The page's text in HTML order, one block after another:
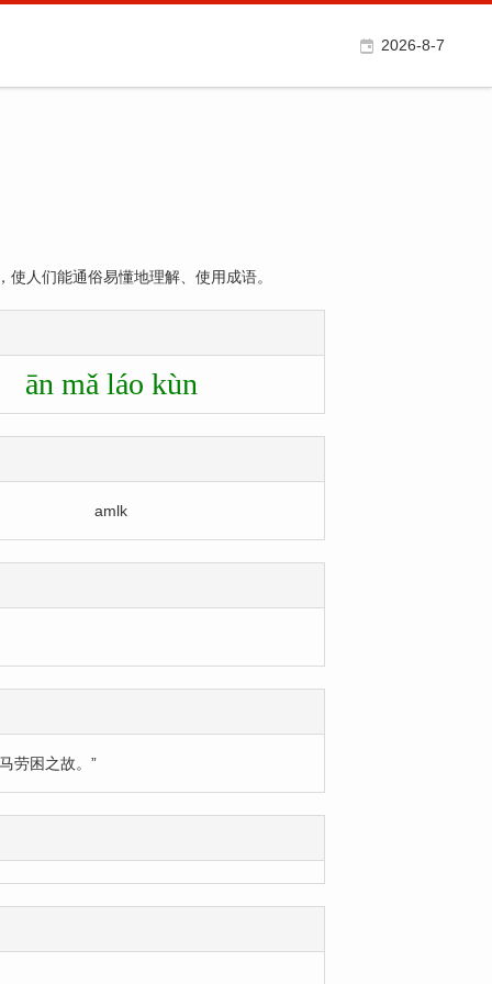
2026-8-7
人们能通俗易懂地理解、使用成语。
ān mǎ láo kùn
amlk
劳困之故。”